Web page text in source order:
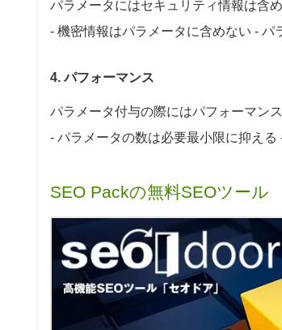
パラメータにはセキュリティ情報は含
- 機密情報はパラメータに含めない - パ
4. パフォーマンス
パラメータ付与の際にはパフォーマン
- パラメータの数は必要最小限に抑え
SEO Packの無料SEOツール